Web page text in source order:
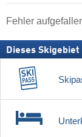
Fehler
Dieses Skigebiet